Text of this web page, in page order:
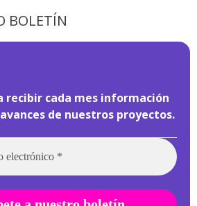
BOLETÍN
recibir cada mes información
de nuestros proyectos.